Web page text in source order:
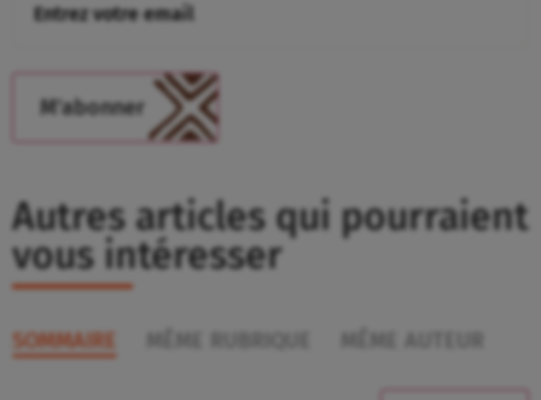
Autres articles qui pourraient
vous intéresser
SOMMAIRE